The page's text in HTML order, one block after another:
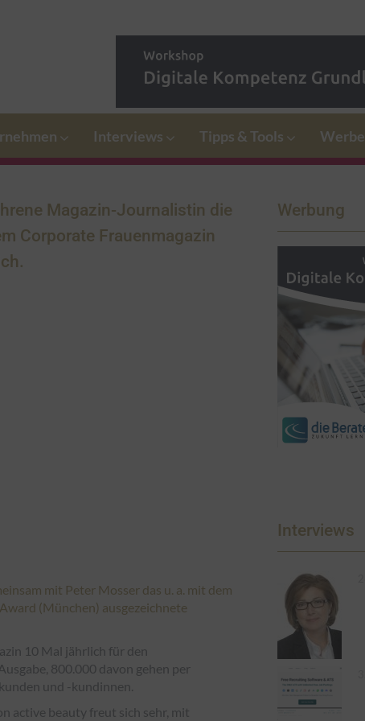
Interviews Tipps & Tools
Magazin-Journalistin die
Corporate Frauenmagazin
.
mit Peter Mosser das u. a. mit dem
(München) ausgezeichnete
10 Mal jährlich für den
800.000 davon gehen per
und -kundinnen.
active beauty freut sich sehr, mit
Werbung
Interviews